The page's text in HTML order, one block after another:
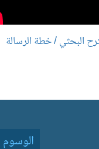
البحثي / خطة الرسالة
الوسوم